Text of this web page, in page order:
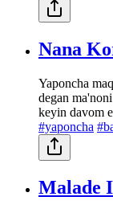
Nana
Yaponcha
degan
keyin davom
#yaponcha
Malade